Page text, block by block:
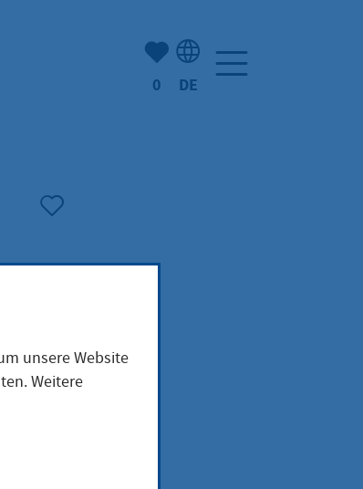
Anzahl der gemerkten
0 DE
unsere Website
Weitere